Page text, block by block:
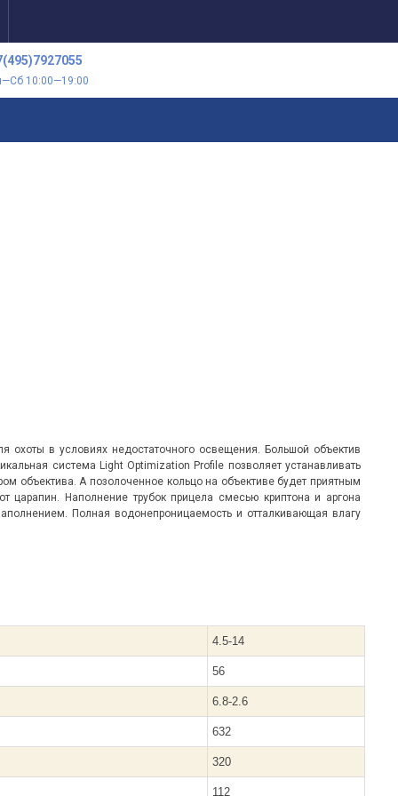
10:00—19:00
охоты в условиях недостаточного освещения. Большой объектив
система Light Optimization Profile позволяет устанавливать
объектива. А позолоченное кольцо на объективе будет приятным
царапин. Наполнение трубок прицела смесью криптона и аргона
Полная водонепроницаемость и отталкивающая влагу
4.5-14
56
6.8-2.6
632
320
112